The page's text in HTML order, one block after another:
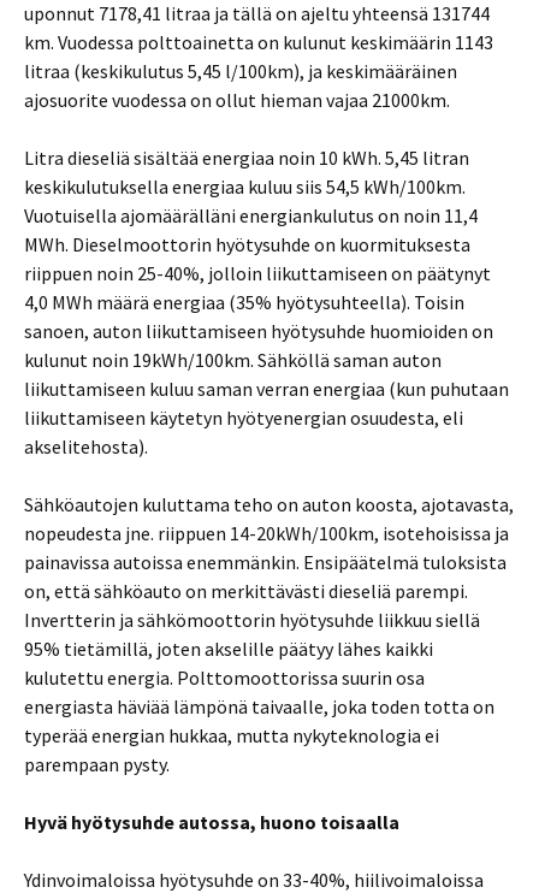
uponnut 7178,41 litraa ja tällä on ajeltu yhteensä 131744
km. Vuodessa polttoainetta on kulunut keskimäärin 1143
litraa (keskikulutus 5,45 l/100km), ja keskimääräinen
ajosuorite vuodessa on ollut hieman vajaa 21000km.
Litra dieseliä sisältää energiaa noin 10 kWh. 5,45 litran
keskikulutuksella energiaa kuluu siis 54,5 kWh/100km.
Vuotuisella ajomäärälläni energiankulutus on noin 11,4
MWh. Dieselmoottorin hyötysuhde on kuormituksesta
riippuen noin 25-40%, jolloin liikuttamiseen on päätynyt
4,0 MWh määrä energiaa (35% hyötysuhteella). Toisin
sanoen, auton liikuttamiseen hyötysuhde huomioiden on
kulunut noin 19kWh/100km. Sähköllä saman auton
liikuttamiseen kuluu saman verran energiaa (kun puhutaan
liikuttamiseen käytetyn hyötyenergian osuudesta, eli
akselitehosta).
Sähköautojen kuluttama teho on auton koosta, ajotavasta,
nopeudesta jne. riippuen 14-20kWh/100km, isotehoisissa ja
painavissa autoissa enemmänkin. Ensipäätelmä tuloksista
on, että sähköauto on merkittävästi dieseliä parempi.
Invertterin ja sähkömoottorin hyötysuhde liikkuu siellä
95% tietämillä, joten akselille päätyy lähes kaikki
kulutettu energia. Polttomoottorissa suurin osa
energiasta häviää lämpönä taivaalle, joka toden totta on
typerää energian hukkaa, mutta nykyteknologia ei
parempaan pysty.
Hyvä hyötysuhde autossa, huono toisaalla
Ydinvoimaloissa hyötysuhde on 33-40%, hiilivoimaloissa